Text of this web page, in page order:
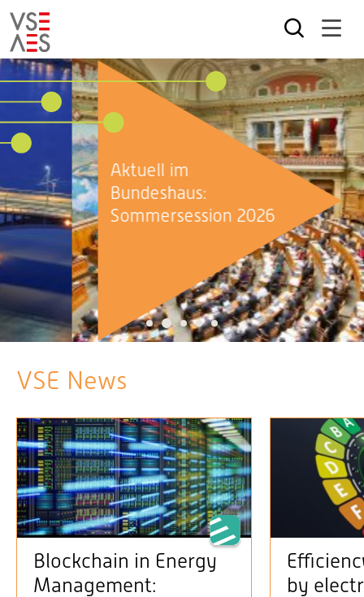
Skip
to
content
Aktuell im
Bundeshaus:
Sommersession 2026
1 2 3 4 5
VSE News
Blockchain in Energy
Management:
by